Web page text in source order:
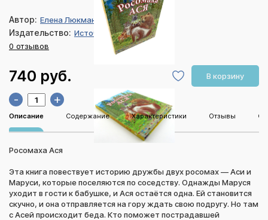
Автор: Елена Люкманова
Издательство: Источник жизни
0 отзывов
740 руб. В корзину
- +
Описание Содержание Характеристики Отзывы
Росомаха Ася
Эта книга повествует историю дружбы двух росомах — Аси и
Маруси, которые поселяются по соседству. Однажды Маруся
уходит в гости к бабушке, и Ася остаётся одна. Ей становится
скучно, и она отправляется на гору ждать свою подругу. Но там
с Асей происходит беда. Кто поможет пострадавшей